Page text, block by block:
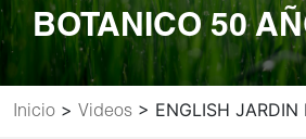
BOTANICO 50
Sobrescribir
Inicio> Videos> ENGLISH JARDIN